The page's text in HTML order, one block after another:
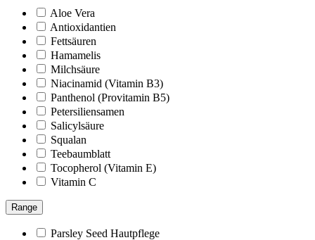
Aloe Vera
Antioxidantien
Fettsäuren
Hamamelis
Milchsäure
Niacinamid (Vitamin B3)
Panthenol (Provitamin B5)
Petersiliensamen
Salicylsäure
Squalan
Teebaumblatt
Tocopherol (Vitamin E)
Vitamin C
Range
Parsley Seed Hautpflege